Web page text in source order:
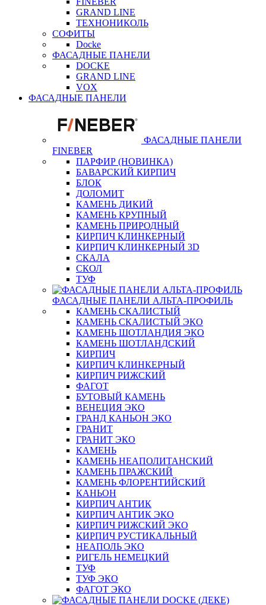
GRAND LINE
ТЕХНОНИКОЛЬ
СОФИТЫ
Docke
ФАСАДНЫЕ ПАНЕЛИ
DOCKE
GRAND LINE
VOX
ФАСАДНЫЕ ПАНЕЛИ
ФАСАДНЫЕ ПАНЕЛИ
FINEBER
ПАРФИР (НОВИНКА)
БАВАРСКИЙ КИРПИЧ
БЛОК
ДОЛОМИТ
КАМЕНЬ ДИКИЙ
КАМЕНЬ КРУПНЫЙ
КАМЕНЬ ПРИРОДНЫЙ
КИРПИЧ КЛИНКЕРНЫЙ
КИРПИЧ КЛИНКЕРНЫЙ 3D
СКАЛА
СКОЛ
ТУФ
ФАСАДНЫЕ ПАНЕЛИ АЛЬТА-ПРОФИЛЬ
КАМЕНЬ СКАЛИСТЫЙ
КАМЕНЬ СКАЛИСТЫЙ ЭКО
КАМЕНЬ ШОТЛАНДИЯ ЭКО
КАМЕНЬ ШОТЛАНДСКИЙ
КИРПИЧ
КИРПИЧ КЛИНКЕРНЫЙ
КИРПИЧ РИЖСКИЙ
ФАГОТ
БУТОВЫЙ КАМЕНЬ
ВЕНЕЦИЯ ЭКО
ГРАНД КАНЬОН ЭКО
ГРАНИТ
ГРАНИТ ЭКО
КАМЕНЬ
КАМЕНЬ НЕАПОЛИТАНСКИЙ
КАМЕНЬ ПРАЖСКИЙ
КАМЕНЬ ФЛОРЕНТИЙСКИЙ
КАНЬОН
КИРПИЧ АНТИК
КИРПИЧ АНТИК ЭКО
КИРПИЧ РИЖСКИЙ ЭКО
КИРПИЧ РУСТИКАЛЬНЫЙ
НЕАПОЛЬ ЭКО
РИГЕЛЬ НЕМЕЦКИЙ
ТУФ
ТУФ ЭКО
ФАГОТ ЭКО